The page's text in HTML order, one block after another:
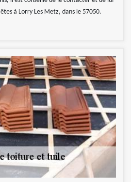
à Lorry Les Metz, dans le 57050.